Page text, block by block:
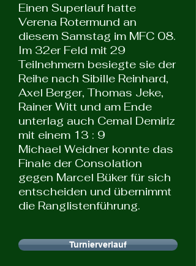
Einen Superlauf hatte
Verena Rotermund an
diesem Samstag im MFC 08.
Im 32er Feld mit 29
Teilnehmern besiegte sie der
Reihe nach Sibille Reinhard,
Axel Berger, Thomas Jeke,
Rainer Witt und am Ende
unterlag auch Cemal Demiriz
mit einem 13 : 9
Michael Weidner konnte das
Finale der Consolation
gegen Marcel Büker für sich
entscheiden und übernimmt
die Ranglistenführung.
Turnierverlauf